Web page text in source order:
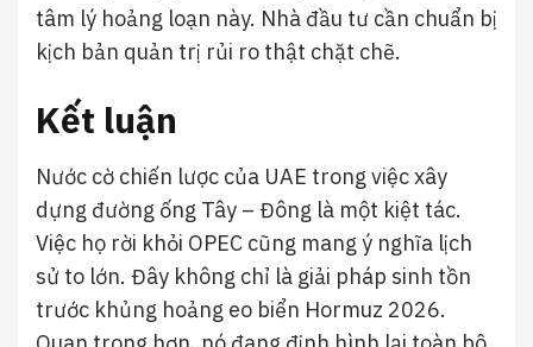
tâm lý hoảng loạn này. Nhà đầu tư cần chuẩn bị
kịch bản quản trị rủi ro thật chặt chẽ.
Kết luận
Nước cờ chiến lược của UAE trong việc xây
dựng đường ống Tây – Đông là một kiệt tác.
Việc họ rời khỏi OPEC cũng mang ý nghĩa lịch
sử to lớn. Đây không chỉ là giải pháp sinh tồn
trước khủng hoảng eo biển Hormuz 2026.